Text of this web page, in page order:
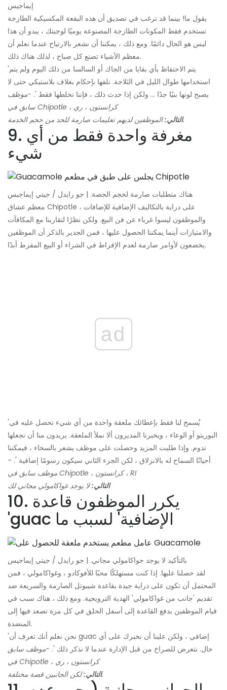
إيماجيس
يقول ما! بينما قد ترغب في تصديق أن هذه البقعة المكسيكية الطازجة
تستخدم فقط المكونات الطازجة المصنوعة يوميًا لوجبتك ، يبدو أن هذا
ليس هو الحال دائمًا. ومع ذلك ، يمكننا أن نشعر بالارتياح عندما نعلم أن
معظم الأشياء تصنع كل صباح ، لذلك هناك ذلك.
'يتم الاحتفاظ بأي بقايا من الجاك أو السالسا من ذلك اليوم ولم يتم
استخدامها طوال الليل في الثلاجة. نلفها بإحكام بغلاف بلاستيكي حتى لا
يصبح لونها بنيًا جدًا ... ولكن إذا حدث ذلك ، فإننا نخلطها فقط '. -موظف
سابق في Chipotle ، كرانستون ، ري
التالي:الموظفين لديهم تعليمات صارمة للحد من حجم الخدمة.
9. مغرفة واحدة فقط من أي
شيء
هناك متطلبات صارمة لحجم الحصة. | جو رايدل / جيتي إيماجيس
معظم عشاق Chipotle على دراية بالتكاليف الإضافية للإضافات ،
والموظفون ليسوا غرباء عن فن البيع. ولكن نظرًا لتقاربنا مع المكافآت
والامتيازات أينما يمكننا الحصول عليها ، فمن الجدير بالذكر أن الموظفين
يخضعون لأوامر صارمة لعدم الإفراط في الشراء أو البيع المفرط أبدًا.
ad
'يُسمح لنا فقط بإعطائك ملعقة واحدة من أي شيء تحصل عليه في
البوريتو أو الوعاء ، ويخبرنا المديرون ألا نملأ الملعقة. يريدون منا أن نجعلها
تدوم. وإذا طلبت المزيد وحصلت على موظف يشعر بالسخاء ، فيمكننا
أحيانًا السماح له بالانزلاق ، لكن الجزء الثاني سيكون رسومًا إضافية '. -
موظف سابق في Chipotle ، كرانستون ، RI
التالي:لا يوجد غواكامولي مجاني لك
10. يكرر الموظفون قاعدة
'guac الإضافية' لسبب ما
بالتأكيد لا يوجد جواكامولي مجاني. | جو رايدل / جيتي إيماجيس
لقد حصلنا عليها. إذا كنت مستهلكًا محبًا للأفوكادو ، وغواكامولي ، فمن
المحتمل أن تكون على دراية جيدة بقاعدة شيبوتل الصارمة والسريعة ضد
تقديم 'جانب من غواكامولي' الهدية الترويجية. ومع ذلك ، هناك سبب في
قيام الموظفين بدفع القاعدة إلى أسفل الحلق في كل مرة تصعد فيها إلى
المنضدة.
'نحن نعلم أنك تعرف أن guac إضافي ، ولكن علينا أن نخبرك على أي
حال. نتعرض للصراخ من قبل الإدارة عندما لا نذكر ذلك '. -موظف سابق
في Chipotle ، كرانستون ، ري
التالي:لكن الجانبين قصة مختلفة.